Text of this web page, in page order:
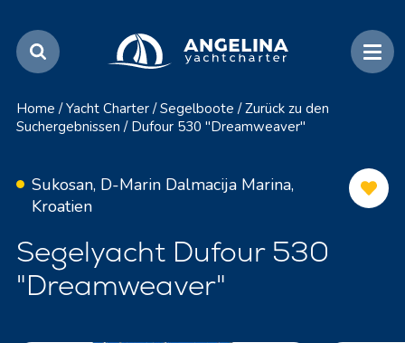
Home / Yacht Charter / Segelboote / Zurück zu den
Suchergebnissen / Dufour 530 "Dreamweaver"
Sukosan, D-Marin Dalmacija Marina,
Kroatien
Segelyacht Dufour 530
"Dreamweaver"